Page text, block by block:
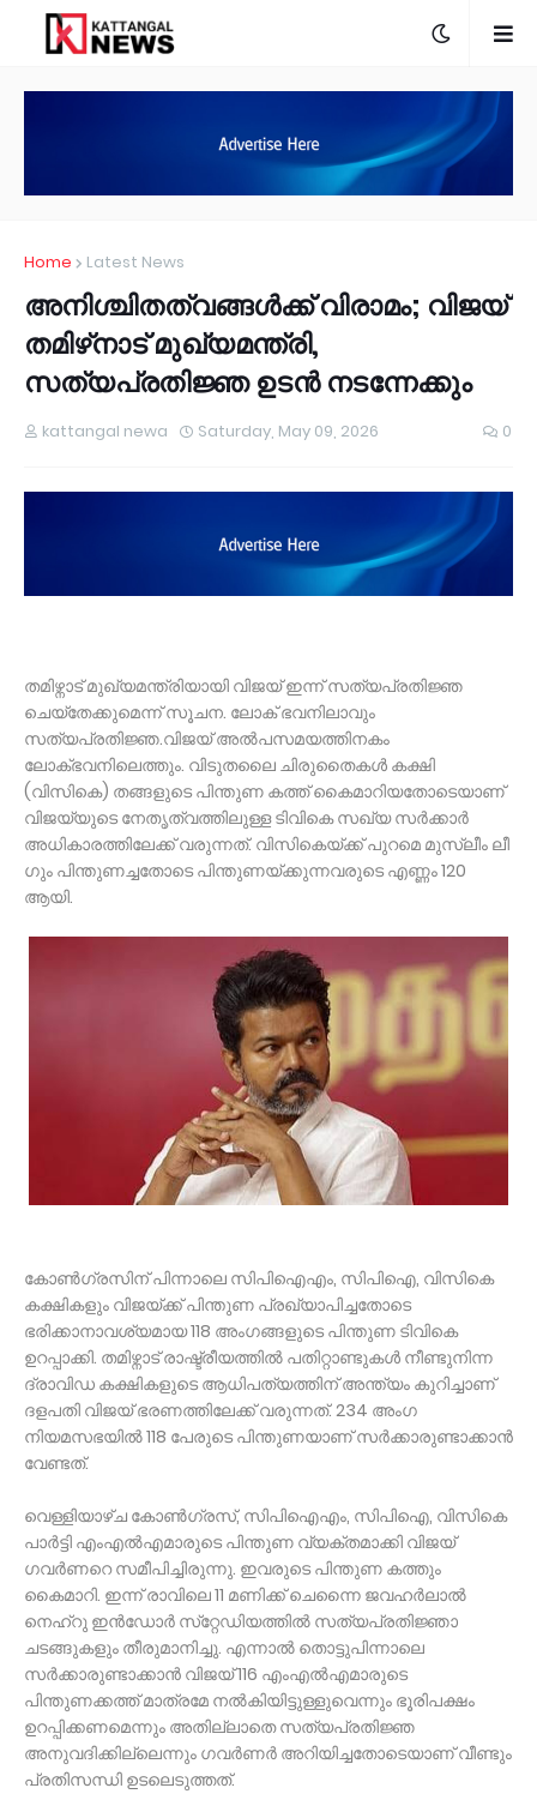
Home Latest News
അനിശ്ചിതത്വങ്ങള്‍ക്ക് വിരാമം; വിജയ്
തമിഴ്‌നാട് മുഖ്യമന്ത്രി,
സത്യപ്രതിജ്ഞ ഉടന്‍ നടന്നേക്കും
kattangal newa Saturday, May 09, 2026 0
തമിഴ്നാട് മുഖ്യമന്ത്രിയായി വിജയ് ഇന്ന് സത്യപ്രതിജ്ഞ
ചെയ്തേക്കുമെന്ന് സൂചന. ലോക് ഭവനിലാവും
സത്യപ്രതിജ്ഞ.വിജയ് അൽപസമയത്തിനകം
ലോക്ഭവനിലെത്തും. വിടുതലൈ ചിരുതൈകള്‍ കക്ഷി
(വിസികെ) തങ്ങളുടെ പിന്തുണ കത്ത് കൈമാറിയതോടെയാണ്
വിജയ്‌യുടെ നേതൃത്വത്തിലുള്ള ടിവികെ സഖ്യ സര്‍ക്കാര്‍
അധികാരത്തിലേക്ക് വരുന്നത്. വിസികെയ്ക്ക് പുറമെ മുസ്ലീം ലീ​
ഗും പിന്തുണച്ചതോടെ പിന്തുണയ്ക്കുന്നവരുടെ എണ്ണം 120
ആയി.
കോണ്‍ഗ്രസിന് പിന്നാലെ സിപിഐഎം, സിപിഐ, വിസികെ
കക്ഷികളും വിജയ്ക്ക് പിന്തുണ പ്രഖ്യാപിച്ചതോടെ
ഭരിക്കാനാവശ്യമായ 118 അംഗങ്ങളുടെ പിന്തുണ ടിവികെ
ഉറപ്പാക്കി. തമിഴ്നാട് രാഷ്ട്രീയത്തില്‍ പതിറ്റാണ്ടുകള്‍ നീണ്ടുനിന്ന
ദ്രാവിഡ കക്ഷികളുടെ ആധിപത്യത്തിന് അന്ത്യം കുറിച്ചാണ്
ദളപതി വിജയ് ഭരണത്തിലേക്ക് വരുന്നത്. 234 അംഗ
നിയമസഭയില്‍ 118 പേരുടെ പിന്തുണയാണ് സര്‍ക്കാരുണ്ടാക്കാന്‍
വേണ്ടത്.
വെള്ളിയാഴ്ച കോണ്‍ഗ്രസ്, സിപിഐഎം, സിപിഐ, വിസികെ
പാര്‍ട്ടി എംഎല്‍എമാരുടെ പിന്തുണ വ്യക്തമാക്കി വിജയ്
ഗവര്‍ണറെ സമീപിച്ചിരുന്നു. ഇവരുടെ പിന്തുണ കത്തും
കൈമാറി. ഇന്ന് രാവിലെ 11 മണിക്ക് ചെന്നൈ ജവഹര്‍ലാല്‍
നെഹ്‌റു ഇന്‍ഡോര്‍ സ്‌റ്റേഡിയത്തില്‍ സത്യപ്രതിജ്ഞാ
ചടങ്ങുകളും തീരുമാനിച്ചു. എന്നാല്‍ തൊട്ടുപിന്നാലെ
സര്‍ക്കാരുണ്ടാക്കാന്‍ വിജയ് 116 എംഎല്‍എമാരുടെ
പിന്തുണക്കത്ത് മാത്രമേ നല്‍കിയിട്ടുള്ളുവെന്നും ഭൂരിപക്ഷം
ഉറപ്പിക്കണമെന്നും അതില്ലാതെ സത്യപ്രതിജ്ഞ
അനുവദിക്കില്ലെന്നും ഗവര്‍ണര്‍ അറിയിച്ചതോടെയാണ് വീണ്ടും
പ്രതിസന്ധി ഉടലെടുത്തത്.